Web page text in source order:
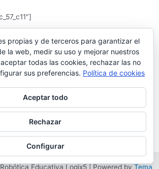
el e-mail a esa dirección con el Asunto Gen;
breve descripción explicando por qué puede
No te olvides adjuntar el certificado del
información confidencial :-)). Es suficiente
ni descargarlo. Bea te contestará.
Educativa Logix5 | Powered by Tema
propias y de terceros para garantizar el
la web, medir su uso y mejorar nuestros
todas las cookies, rechazar las no
sus preferencias. Política de cookies
Aceptar todo
Rechazar
Configurar